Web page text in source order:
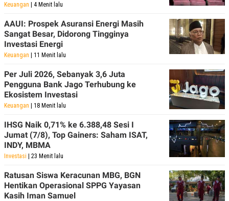
Keuangan | 4 Menit lalu
AAUI: Prospek Asuransi Energi Masih
Sangat Besar, Didorong Tingginya
Investasi Energi
Keuangan | 11 Menit lalu
Per Juli 2026, Sebanyak 3,6 Juta
Pengguna Bank Jago Terhubung ke
Ekosistem Investasi
Keuangan | 18 Menit lalu
IHSG Naik 0,71% ke 6.388,48 Sesi I
Jumat (7/8), Top Gainers: Saham ISAT,
INDY, MBMA
Investasi | 23 Menit lalu
Ratusan Siswa Keracunan MBG, BGN
Hentikan Operasional SPPG Yayasan
Kasih Iman Samuel